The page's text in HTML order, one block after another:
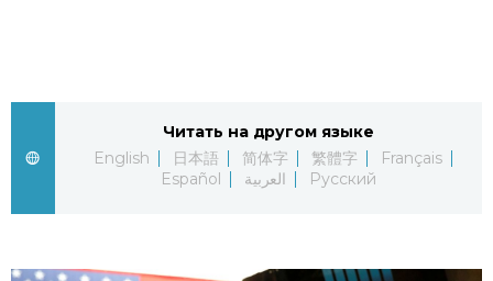
العربية
Фото/Видео
Читать на другом языке
English
日本語 简体字 繁體字
Français
Español
العربية Русский